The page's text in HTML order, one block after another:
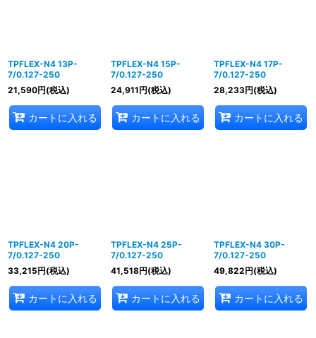
TPFLEX-N4 13P-
7/0.127-250
21,590円(税込)
カートに入れる
TPFLEX-N4 15P-
7/0.127-250
24,911円(税込)
カートに入れる
TPFLEX-N4 17P-
7/0.127-250
28,233円(税込)
カートに入れる
TPFLEX-N4 20P-
7/0.127-250
33,215円(税込)
カートに入れる
TPFLEX-N4 25P-
7/0.127-250
41,518円(税込)
カートに入れる
TPFLEX-N4 30P-
7/0.127-250
49,822円(税込)
カートに入れる